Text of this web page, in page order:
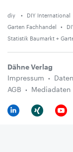
diy DIY International
Garten Fachhandel
Statistik Baumarkt +
Dähne Verlag
Impressum
AGB
Mediadaten